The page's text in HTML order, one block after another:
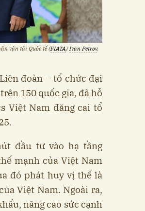
vận tải Quốc tế (FIATA) Ivan Petrov.
đoàn – tổ chức đại
150 quốc gia, đã hỗ
Việt Nam đăng cai tổ
đầu tư vào hạ tầng
mạnh của Việt Nam
đó phát huy vị thế là
Việt Nam. Ngoài ra,
nâng cao sức cạnh